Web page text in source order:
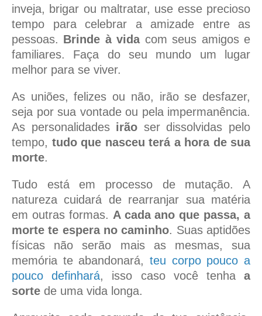
inveja, brigar ou maltratar, use esse precioso
tempo para celebrar a amizade entre as
pessoas. Brinde à vidacom seus amigos e
familiares. Faça do seu mundo um lugar
melhor para se viver.
As uniões, felizes ou não, irão se desfazer,
seja por sua vontade ou pela impermanência.
As personalidades irão ser dissolvidas pelo
tempo, tudo que nasceu terá a hora de sua
morte.
Tudo está em processo de mutação. A
natureza cuidará de rearranjar sua matéria
em outras formas. A cada ano que passa, a
morte te espera no caminho. Suas aptidões
físicas não serão mais as mesmas, sua
memória te abandonará, teu corpo pouco a
pouco definhará, isso caso você tenhaa
sorte de uma vida longa.